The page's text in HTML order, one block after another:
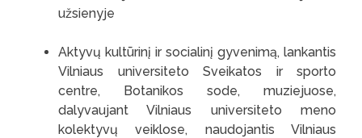
užsienyje
Aktyvų kultūrinį ir socialinį gyvenimą, lankantis
Vilniaus universiteto Sveikatos ir sporto
centre, Botanikos sode, muziejuose,
dalyvaujant Vilniaus universiteto meno
kolektyvų veiklose, naudojantis Vilniaus